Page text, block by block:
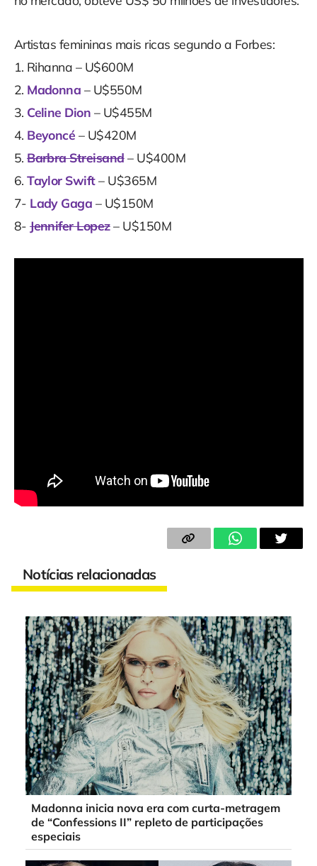
Artistas femininas mais ricas segundo a Forbes:
1. Rihanna – U$600M
2. Madonna – U$550M
3. Celine Dion – U$455M
4. Beyoncé – U$420M
5.Barbra Streisand– U$400M
6.Taylor Swift– U$365M
7- Lady Gaga – U$150M
8-Jennifer Lopez– U$150M
Notícias relacionadas
Madonna inicia nova era com curta-metragem
de “Confessions II” repleto de participações
especiais